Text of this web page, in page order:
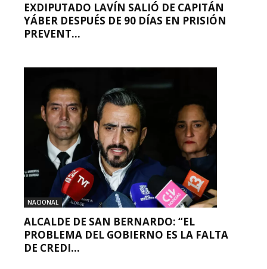
EXDIPUTADO LAVÍN SALIÓ DE CAPITÁN
YÁBER DESPUÉS DE 90 DÍAS EN PRISIÓN
PREVENT...
NACIONAL
ALCALDE DE SAN BERNARDO: “EL
PROBLEMA DEL GOBIERNO ES LA FALTA
DE CREDI...